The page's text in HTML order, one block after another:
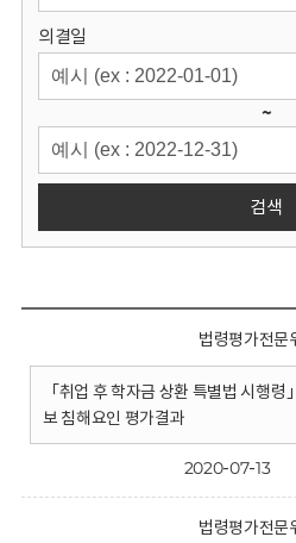
의결일
~
검색
법령평가전문
「취업 후 학자금 상환 특별법 시행
보 침해요인 평가결과
2020-07-13
법령평가전문